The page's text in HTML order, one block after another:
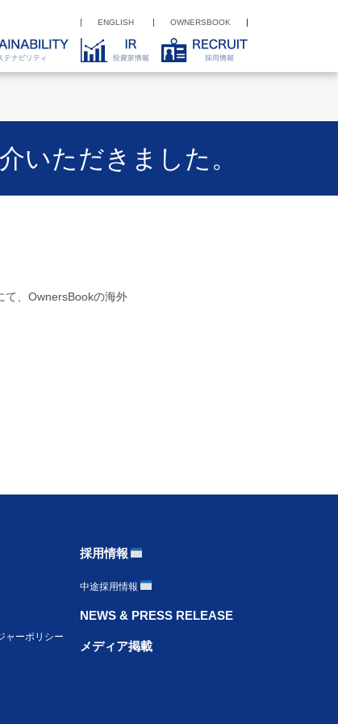
ENGLISH OWNERSBOOK
いただきました。
、OwnersBookの海外
採用情報
ャーポリシー
中途採用情報
NEWS & PRESS RELEASE
メディア掲載